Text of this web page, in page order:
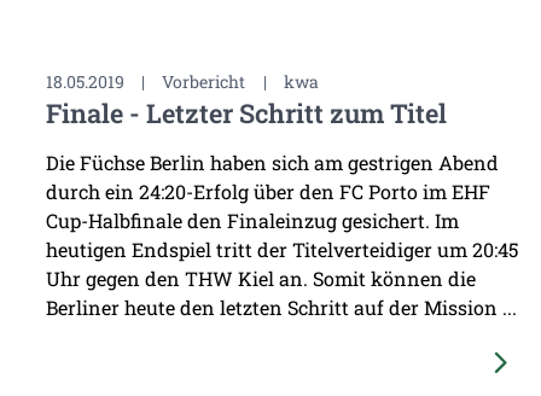
18.05.2019 | Vorbericht | kwa
Finale - Letzter Schritt zum Titel
Die Füchse Berlin haben sich am gestrigen Abend
durch ein 24:20-Erfolg über den FC Porto im EHF
Cup-Halbfinale den Finaleinzug gesichert. Im
heutigen Endspiel tritt der Titelverteidiger um 20:45
Uhr gegen den THW Kiel an. Somit können die
Berliner heute den letzten Schritt auf der Mission ...